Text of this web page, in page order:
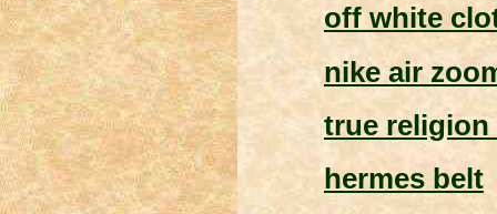
off white
nike air
true
hermes belt